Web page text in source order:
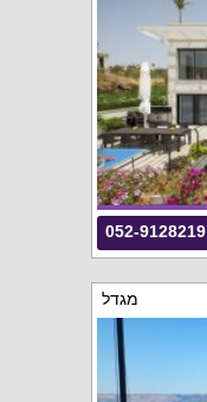
052-9128219
מגדל